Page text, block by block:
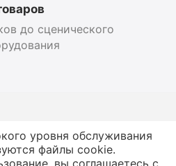
до сценического
уровня обслуживания
файлы cookie.